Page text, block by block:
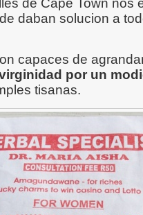
de Cape Town nos
daban solucion a
capaces de
por un
tisanas.